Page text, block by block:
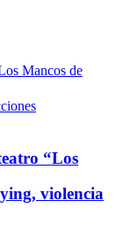
“Los
violencia